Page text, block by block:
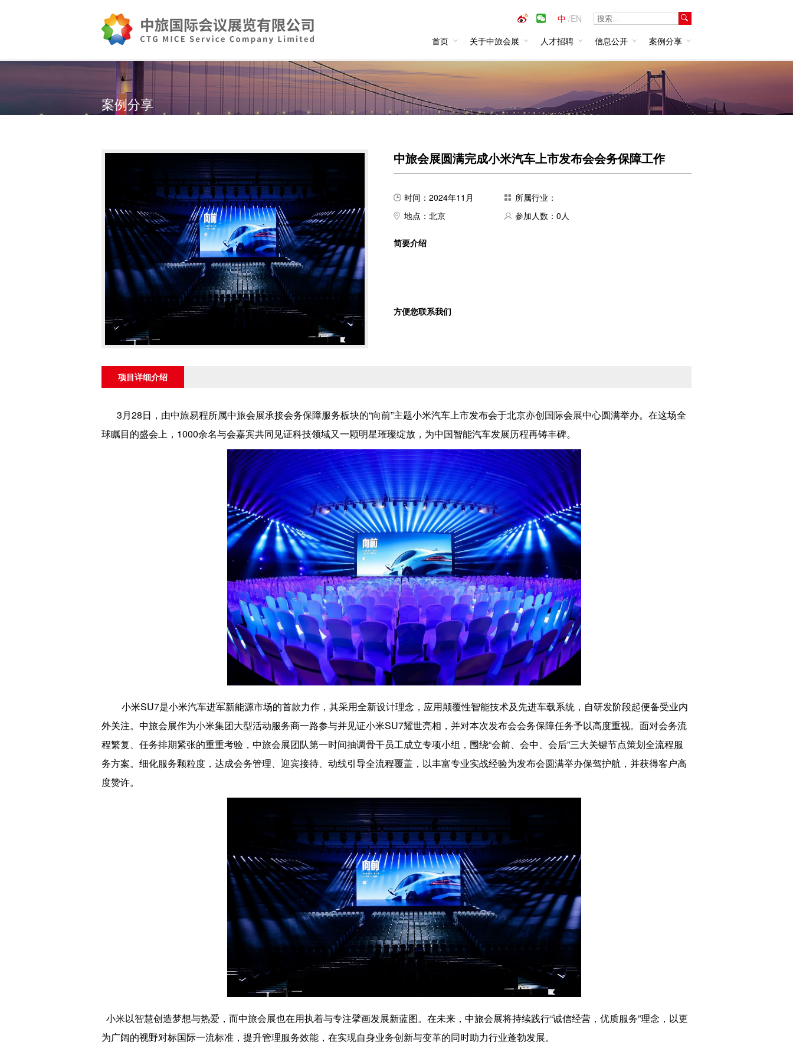
中 /EN
首页
关于中旅会展 人才招聘 信息公开 案例分享
案例分享
中旅会展圆满完成小米汽车上市发布会会务保障工作
时间：2024年11月
所属行业：
地点：北京
参加人数：0人
简要介绍
方便您联系我们
项目详细介绍
3月28日，由中旅易程所属中旅会展承接会务保障服务板块的“向前”主题小米汽车上市发布会于北京亦创国际会展中心圆满举办。在这场全
球瞩目的盛会上，1000余名与会嘉宾共同见证科技领域又一颗明星璀璨绽放，为中国智能汽车发展历程再铸丰碑。
小米SU7是小米汽车进军新能源市场的首款力作，其采用全新设计理念，应用颠覆性智能技术及先进车载系统，自研发阶段起便备受业内
外关注。中旅会展作为小米集团大型活动服务商一路参与并见证小米SU7耀世亮相，并对本次发布会会务保障任务予以高度重视。面对会务流
程繁复、任务排期紧张的重重考验，中旅会展团队第一时间抽调骨干员工成立专项小组，围绕“会前、会中、会后”三大关键节点策划全流程服
务方案。细化服务颗粒度，达成会务管理、迎宾接待、动线引导全流程覆盖，以丰富专业实战经验为发布会圆满举办保驾护航，并获得客户高
度赞许。
小米以智慧创造梦想与热爱，而中旅会展也在用执着与专注擘画发展新蓝图。在未来，中旅会展将持续践行“诚信经营，优质服务”理念，以更
为广阔的视野对标国际一流标准，提升管理服务效能，在实现自身业务创新与变革的同时助力行业蓬勃发展。